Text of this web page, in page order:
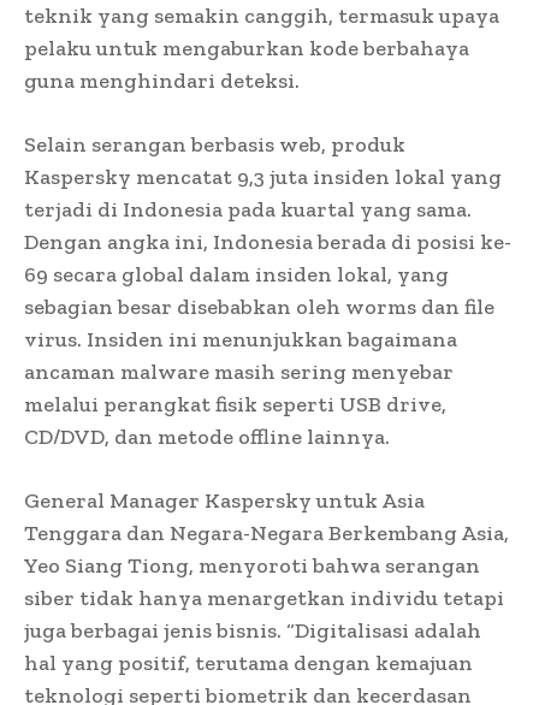
teknik yang semakin canggih, termasuk upaya
pelaku untuk mengaburkan kode berbahaya
guna menghindari deteksi.
Selain serangan berbasis web, produk
Kaspersky mencatat 9,3 juta insiden lokal yang
terjadi di Indonesia pada kuartal yang sama.
Dengan angka ini, Indonesia berada di posisi ke-
69 secara global dalam insiden lokal, yang
sebagian besar disebabkan oleh worms dan file
virus. Insiden ini menunjukkan bagaimana
ancaman malware masih sering menyebar
melalui perangkat fisik seperti USB drive,
CD/DVD, dan metode offline lainnya.
General Manager Kaspersky untuk Asia
Tenggara dan Negara-Negara Berkembang Asia,
Yeo Siang Tiong, menyoroti bahwa serangan
siber tidak hanya menargetkan individu tetapi
juga berbagai jenis bisnis. “Digitalisasi adalah
hal yang positif, terutama dengan kemajuan
teknologi seperti biometrik dan kecerdasan